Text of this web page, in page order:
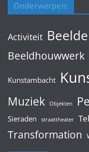
Onderwerpen:
Activiteit
Beeldhouwwerk
Kunstambacht
Muziek Objekten
Sieraden straattheater
Transformation